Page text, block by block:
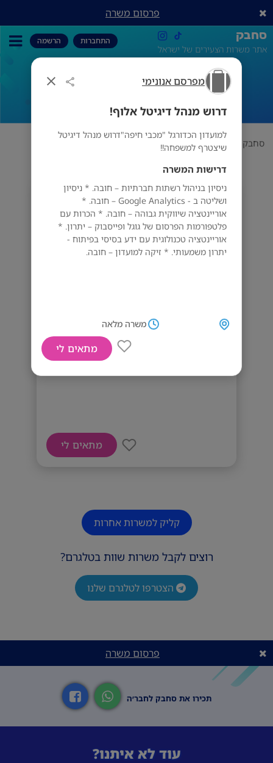
מפרסם אנונימי
דרוש מנהל דיגיטל אלוף!
למועדון הכדורגל "מכבי חיפה"דרוש מנהל דיגיטל
שיצטרף למשפחה!!
דרישות המשרה
ניסיון בניהול רשתות חברתיות – חובה. * ניסיון
ושליטה ב - Google Analytics – חובה. *
אוריינטציה שיווקית גבוהה – חובה. * הכרות עם
פלטפורמות הפרסום של גוגל ופייסבוק – יתרון. *
אוריינטציה טכנולוגית עם ידע בסיסי בפיתוח -
יתרון משמעותי. * זיקה למועדון – חובה.
משרה מלאה
מתאים לי
פרסום משרה
סחבק
אתר משרות הצעירים של ישראל
התחברות הרשמה
דרוש מנהל דיגיטל אלוף!
סחבק תחום מפרסם אנונימי
מפרסם אנונימי
דרוש מנהל דיגיטל אלוף!
מתאים לי
קליק למשרות אחרות
רוצים לקבל משרות שוות בטלגרם?
הצטרפו לטלגרם שלנו
פרסום משרה
תכירו את סחבק לחבר׳ה
עוד לא איתנו?